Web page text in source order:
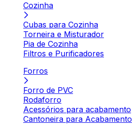
Cozinha
Cubas para Cozinha
Torneira e Misturador
Pia de Cozinha
Filtros e Purificadores
Forros
Forro de PVC
Rodaforro
Acessórios para acabamento
Cantoneira para Acabamento